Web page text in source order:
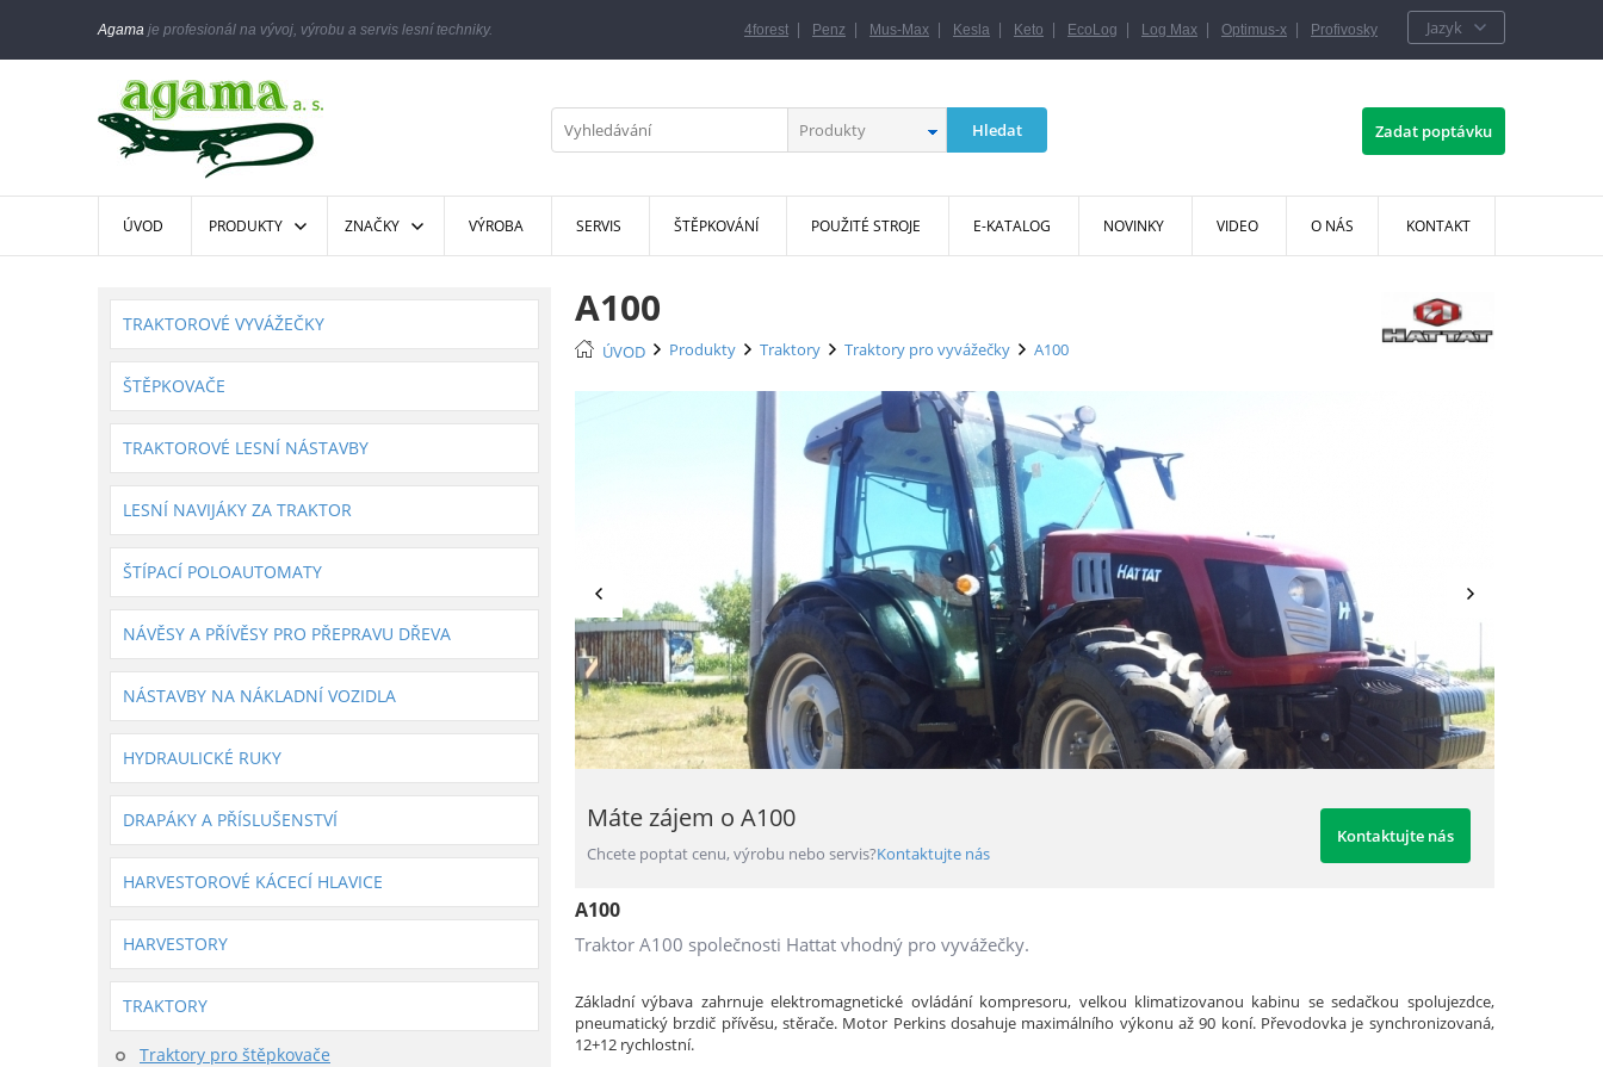
Agama je profesionál na vývoj, výrobu a servis lesní techniky. 4forest | Penz | Mus-Max | Kesla | Keto | EcoLog | Log Max | Optimus-x | Profivosky Jazyk
Produkty Zadat poptávku
ÚVOD PRODUKTY ZNAČKY VÝROBA SERVIS ŠTĚPKOVÁNÍ POUŽITÉ STROJE E-KATALOG NOVINKY VIDEO O NÁS KONTAKT
TRAKTOROVÉ VYVÁŽEČKY
ŠTĚPKOVAČE
TRAKTOROVÉ LESNÍ NÁSTAVBY
LESNÍ NAVIJÁKY ZA TRAKTOR
ŠTÍPACÍ POLOAUTOMATY
NÁVĚSY A PŘÍVĚSY PRO PŘEPRAVU DŘEVA
NÁSTAVBY NA NÁKLADNÍ VOZIDLA
HYDRAULICKÉ RUKY
DRAPÁKY A PŘÍSLUŠENSTVÍ
HARVESTOROVÉ KÁCECÍ HLAVICE
HARVESTORY
TRAKTORY
Traktory pro štěpkovače
A100
ÚVOD Produkty Traktory Traktory pro vyvážečky A100
Máte zájem o A100
Chcete poptat cenu, výrobu nebo servis?Kontaktujte nás
Kontaktujte nás
A100
Traktor A100 společnosti Hattat vhodný pro vyvážečky.
Základní výbava zahrnuje elektromagnetické ovládání kompresoru, velkou klimatizovanou kabinu se sedačkou spolujezdce,
pneumatický brzdič přívěsu, stěrače. Motor Perkins dosahuje maximálního výkonu až 90 koní. Převodovka je synchronizovaná,
12+12 rychlostní.